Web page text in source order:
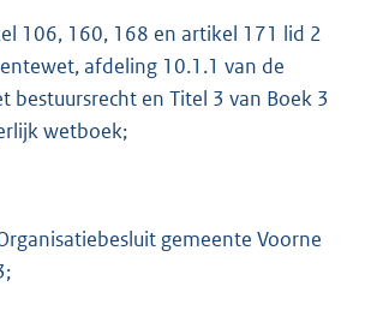
106, 160, 168 en artikel 171 lid 2
afdeling 10.1.1 van de
bestuursrecht en Titel 3 van Boek 3
wetboek;
gemeente Voorne